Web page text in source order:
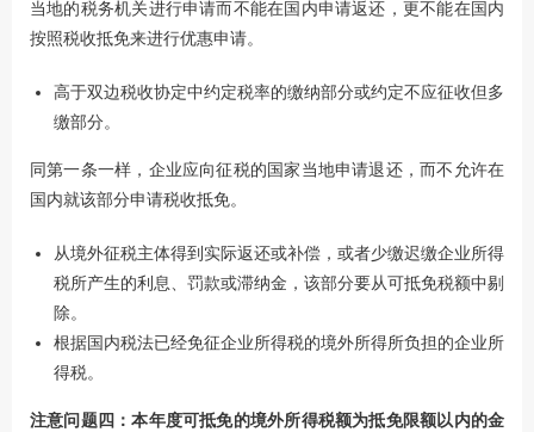
当地的税务机关进行申请而不能在国内申请返还，更不能在国内
按照税收抵免来进行优惠申请。
高于双边税收协定中约定税率的缴纳部分或约定不应征收但多
缴部分。
同第一条一样，企业应向征税的国家当地申请退还，而不允许在
国内就该部分申请税收抵免。
从境外征税主体得到实际返还或补偿，或者少缴迟缴企业所得
税所产生的利息、罚款或滞纳金，该部分要从可抵免税额中剔
除。
根据国内税法已经免征企业所得税的境外所得所负担的企业所
得税。
注意问题四：本年度可抵免的境外所得税额为抵免限额以内的金